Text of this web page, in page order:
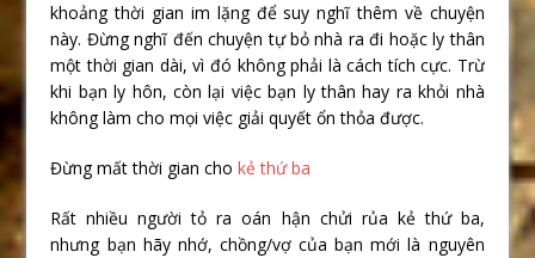
khoảng thời gian im lặng để suy nghĩ thêm về chuyện
này. Đừng nghĩ đến chuyện tự bỏ nhà ra đi hoặc ly thân
một thời gian dài, vì đó không phải là cách tích cực. Trừ
khi bạn ly hôn, còn lại việc bạn ly thân hay ra khỏi nhà
không làm cho mọi việc giải quyết ổn thỏa được.
Đừng mất thời gian chokẻ thứ ba
Rất nhiều người tỏ ra oán hận chửi rủa kẻ thứ ba,
nhưng bạn hãy nhớ, chồng/vợ của bạn mới là nguyên